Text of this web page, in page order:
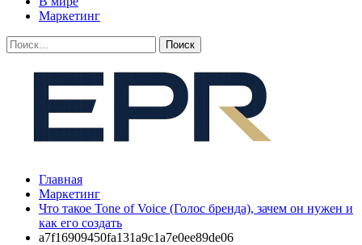
Маркетинг
Главная
Маркетинг
Что такое Tone of Voice (Голос бренда), зачем он нужен и
как его создать
a7f16909450fa131a9c1a7e0ee89de06